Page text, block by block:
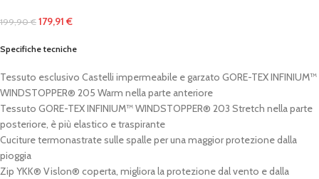
199,90€ 179,91 €
Specifiche tecniche
Tessuto esclusivo Castelli impermeabile e garzato GORE-TEX INFINIUM™
WINDSTOPPER® 205 Warm nella parte anteriore
Tessuto GORE-TEX INFINIUM™ WINDSTOPPER® 203 Stretch nella parte
posteriore, è più elastico e traspirante
Cuciture termonastrate sulle spalle per una maggior protezione dalla
pioggia
Zip YKK® Vislon® coperta, migliora la protezione dal vento e dalla